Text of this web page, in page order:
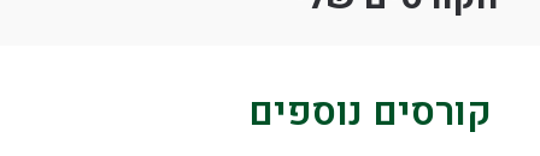
קורסים נוספים